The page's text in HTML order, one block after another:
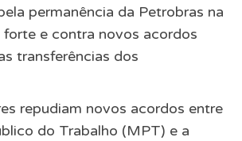
permanência da Petrobras na
forte e contra novos acordos
transferências dos
repudiam novos acordos entre
do Trabalho (MPT) e a